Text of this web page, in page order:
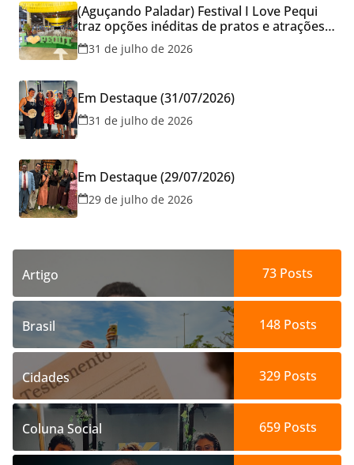
(Aguçando Paladar) Festival I Love Pequi
traz opções inéditas de pratos e atrações
gratuitas no fim de semana dos Pais em
Goiânia
31 de julho de 2026
Em Destaque (31/07/2026)
31 de julho de 2026
Em Destaque (29/07/2026)
29 de julho de 2026
Artigo 73 Posts
Brasil 148Posts
Cidades 329Posts
Coluna Social 659Posts